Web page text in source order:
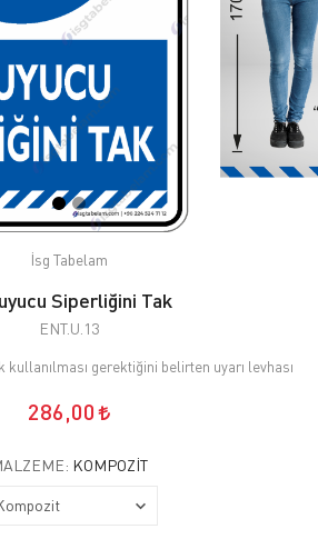
İsg Tabelam
Siperliğini Tak
ENT.U.13
kullanılması gerektiğini belirten uyarı levhası
286,00
KOMPOZIT